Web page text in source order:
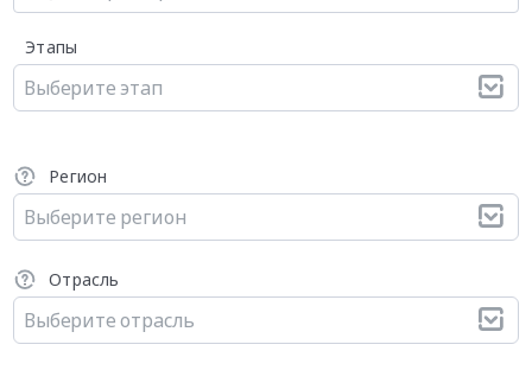
Этапы
Выберите этап
Регион
Выберите регион
Отрасль
Выберите отрасль